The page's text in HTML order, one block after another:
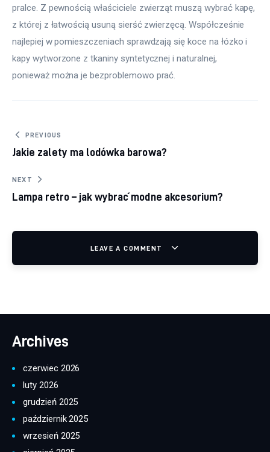
pralce. Z pewnością właściciele zwierząt muszą wybrać kapę,
z której z łatwością usuną sierść zwierzęcą. Współcześnie
najlepiej w pomieszczeniach sprawdzają się koce na łózko i
kapy wytworzone z tkaniny syntetycznej i naturalnej,
ponieważ można je bezproblemowo prać.
Nawigacja wpisu
PREVIOUS
Jakie zalety ma lodówka barowa?
NEXT
Lampa retro – jak wybrać modne akcesorium?
LEAVE A COMMENT
Archives
czerwiec 2026
luty 2026
grudzień 2025
październik 2025
wrzesień 2025